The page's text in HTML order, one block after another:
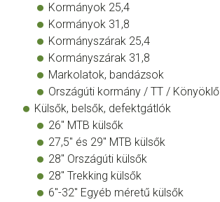
Kormányok 25,4
Kormányok 31,8
Kormányszárak 25,4
Kormányszárak 31,8
Markolatok, bandázsok
Országúti kormány / TT / Könyöklő
Külsők, belsők, defektgátlók
26" MTB külsők
27,5" és 29" MTB külsők
28" Országúti külsők
28" Trekking külsők
6"-32" Egyéb méretű külsők